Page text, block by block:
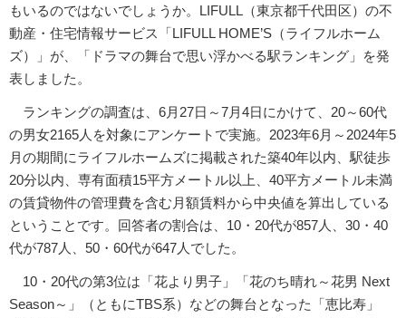
もいるのではないでしょうか。LIFULL（東京都千代田区）の不
動産・住宅情報サービス「LIFULL HOME’S（ライフルホーム
ズ）」が、「ドラマの舞台で思い浮かべる駅ランキング」を発
表しました。
ランキングの調査は、6月27日～7月4日にかけて、20～60代
の男女2165人を対象にアンケートで実施。2023年6月～2024年5
月の期間にライフルホームズに掲載された築40年以内、駅徒歩
20分以内、専有面積15平方メートル以上、40平方メートル未満
の賃貸物件の管理費を含む月額賃料から中央値を算出している
ということです。回答者の割合は、10・20代が857人、30・40
代が787人、50・60代が647人でした。
10・20代の第3位は「花より男子」「花のち晴れ～花男 Next
Season～」（ともにTBS系）などの舞台となった「恵比寿」